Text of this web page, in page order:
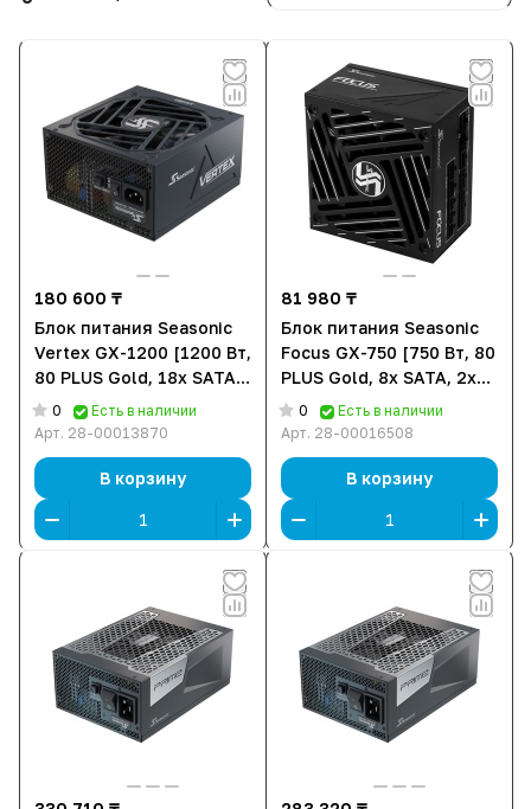
180 600 ₸
Блок питания Seasonic
Vertex GX-1200 [1200 Вт,
80 PLUS Gold, 18x SATA,
3x 6+2 pin PCIe, 2x 4+4
pin CPU]
0
Есть в наличии
Арт. 28-00013870
В корзину
81 980 ₸
Блок питания Seasonic
Focus GX-750 [750 Вт, 80
PLUS Gold, 8x SATA, 2x
6+2 pin PCIe, 1x 4+4 pin,
1x 8 pin CPU, EPS12V,
0
Есть в наличии
Арт. 28-00016508
В корзину